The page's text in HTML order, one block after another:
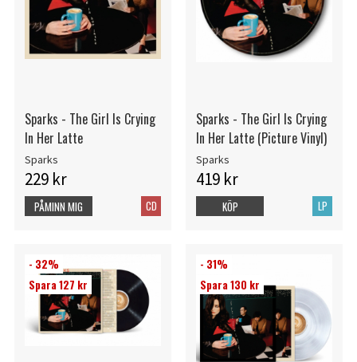
Sparks - The Girl Is Crying
In Her Latte
Sparks
229 kr
CD
PÅMINN MIG
Sparks - The Girl Is Crying
In Her Latte (Picture Vinyl)
Sparks
419 kr
LP
KÖP
- 32%
Spara 127 kr
- 31%
Spara 130 kr